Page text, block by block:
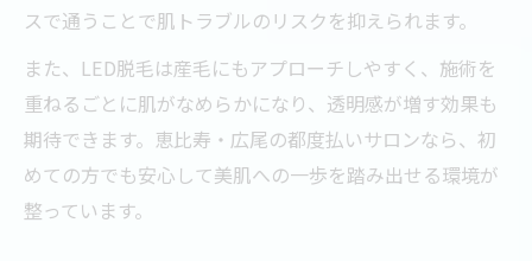
スで通うことで肌トラブルのリスクを抑えられます。
また、LED脱毛は産毛にもアプローチしやすく、施術を
重ねるごとに肌がなめらかになり、透明感が増す効果も
期待できます。恵比寿・広尾の都度払いサロンなら、初
めての方でも安心して美肌への一歩を踏み出せる環境が
整っています。